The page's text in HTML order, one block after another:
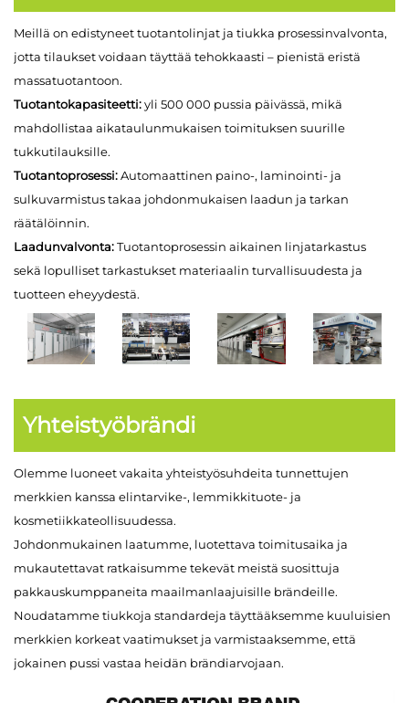
Meillä on edistyneet tuotantolinjat ja tiukka prosessinvalvonta,
jotta tilaukset voidaan täyttää tehokkaasti – pienistä eristä
massatuotantoon.
Tuotantokapasiteetti:yli 500 000 pussia päivässä, mikä
mahdollistaa aikataulunmukaisen toimituksen suurille
tukkutilauksille.
Tuotantoprosessi:Automaattinen paino-, laminointi- ja
sulkuvarmistus takaa johdonmukaisen laadun ja tarkan
räätälöinnin.
Laadunvalvonta:Tuotantoprosessin aikainen linjatarkastus
sekä lopulliset tarkastukset materiaalin turvallisuudesta ja
tuotteen eheyydestä.
Yhteistyöbrändi
Olemme luoneet vakaita yhteistyösuhdeita tunnettujen
merkkien kanssa elintarvike-, lemmikkituote- ja
kosmetiikkateollisuudessa.
Johdonmukainen laatumme, luotettava toimitusaika ja
mukautettavat ratkaisumme tekevät meistä suosittuja
pakkauskumppaneita maailmanlaajuisille brändeille.
Noudatamme tiukkoja standardeja täyttääksemme kuuluisien
merkkien korkeat vaatimukset ja varmistaaksemme, että
jokainen pussi vastaa heidän brändiarvojaan.